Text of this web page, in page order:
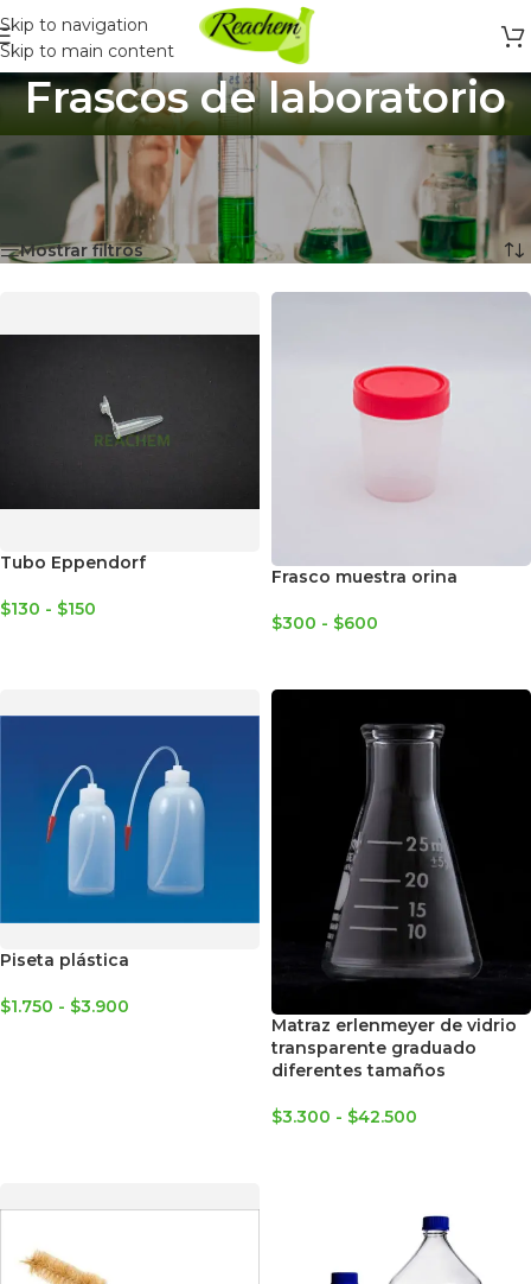
Skip to navigation
Skip to main content
Frascos de laboratorio
Inicio Productos Químicos y Laboratorio
Frascos de laboratorio
Mostrando 9 resultados
Mostrar filtros
Tubo Eppendorf
$130 - $150
Frasco muestra orina
$300 - $600
Piseta plástica
$1.750 - $3.900
Matraz erlenmeyer de vidrio
transparente graduado
diferentes tamaños
$3.300 - $42.500